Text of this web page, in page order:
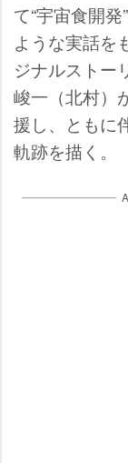
て“宇宙食開
ような実話を
ジナルストー
峻一（北村）
援し、ともに
軌跡を描く。